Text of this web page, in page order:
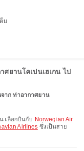
ม
ศยานโคเปนเฮเกน ไป
าก ท่าอากาศยาน
เลือกบินกับ Norwegian Air
Airlines ซึ่งเป็นสาย